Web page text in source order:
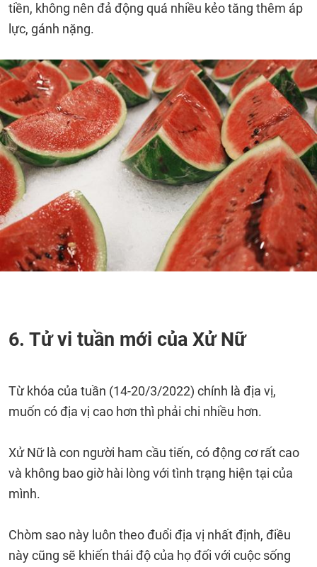
tiền, không nên đả động quá nhiều kẻo tăng thêm áp
lực, gánh nặng.
6. Tử vi tuần mới của Xử Nữ
Từ khóa của tuần (14-20/3/2022) chính là địa vị,
muốn có địa vị cao hơn thì phải chi nhiều hơn.
Xử Nữ là con người ham cầu tiến, có động cơ rất cao
và không bao giờ hài lòng với tình trạng hiện tại của
mình.
Chòm sao này luôn theo đuổi địa vị nhất định, điều
này cũng sẽ khiến thái độ của họ đối với cuộc sống